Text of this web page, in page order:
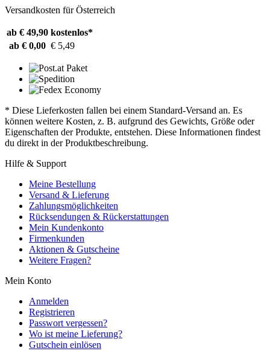
Versandkosten für Österreich
ab € 49,90 kostenlos*
ab € 0,00 € 5,49
* Diese Lieferkosten fallen bei einem Standard-Versand an. Es
können weitere Kosten, z. B. aufgrund des Gewichts, Größe oder
Eigenschaften der Produkte, entstehen. Diese Informationen findest
du direkt in der Produktbeschreibung.
Hilfe & Support
Meine Bestellung
Versand & Lieferung
Zahlungsmöglichkeiten
Rücksendungen & Rückerstattungen
Mein Kundenkonto
Firmenkunden
Aktionen & Gutscheine
Weitere Fragen?
Mein Konto
Anmelden
Registrieren
Passwort vergessen?
Wo ist meine Lieferung?
Gutschein einlösen